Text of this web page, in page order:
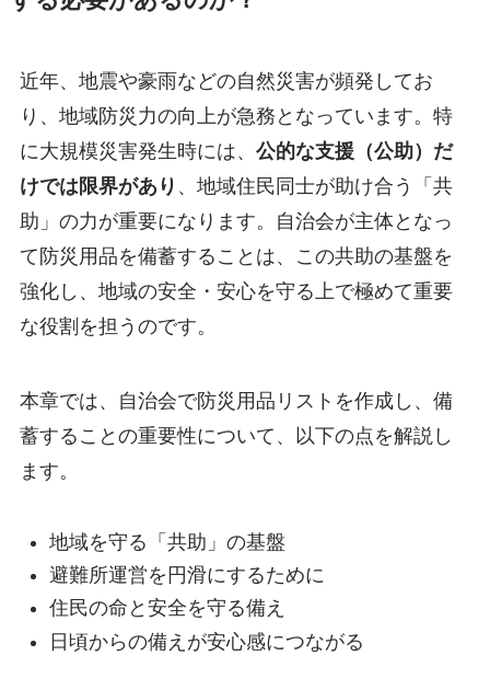
近年、地震や豪雨などの自然災害が頻発してお
り、地域防災力の向上が急務となっています。特
に大規模災害発生時には、 公的な支援（公助）だ
けでは限界があり 、地域住民同士が助け合う「共
助」の力が重要になります。自治会が主体となっ
て防災用品を備蓄することは、この共助の基盤を
強化し、地域の安全・安心を守る上で極めて重要
な役割を担うのです。
本章では、自治会で防災用品リストを作成し、備
蓄することの重要性について、以下の点を解説し
ます。
地域を守る「共助」の基盤
避難所運営を円滑にするために
住民の命と安全を守る備え
日頃からの備えが安心感につながる